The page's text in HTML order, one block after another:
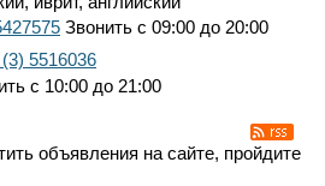
Звонить с 09:00 до 20:00
5516036
с 10:00 до 21:00
объявления на сайте, пройдите